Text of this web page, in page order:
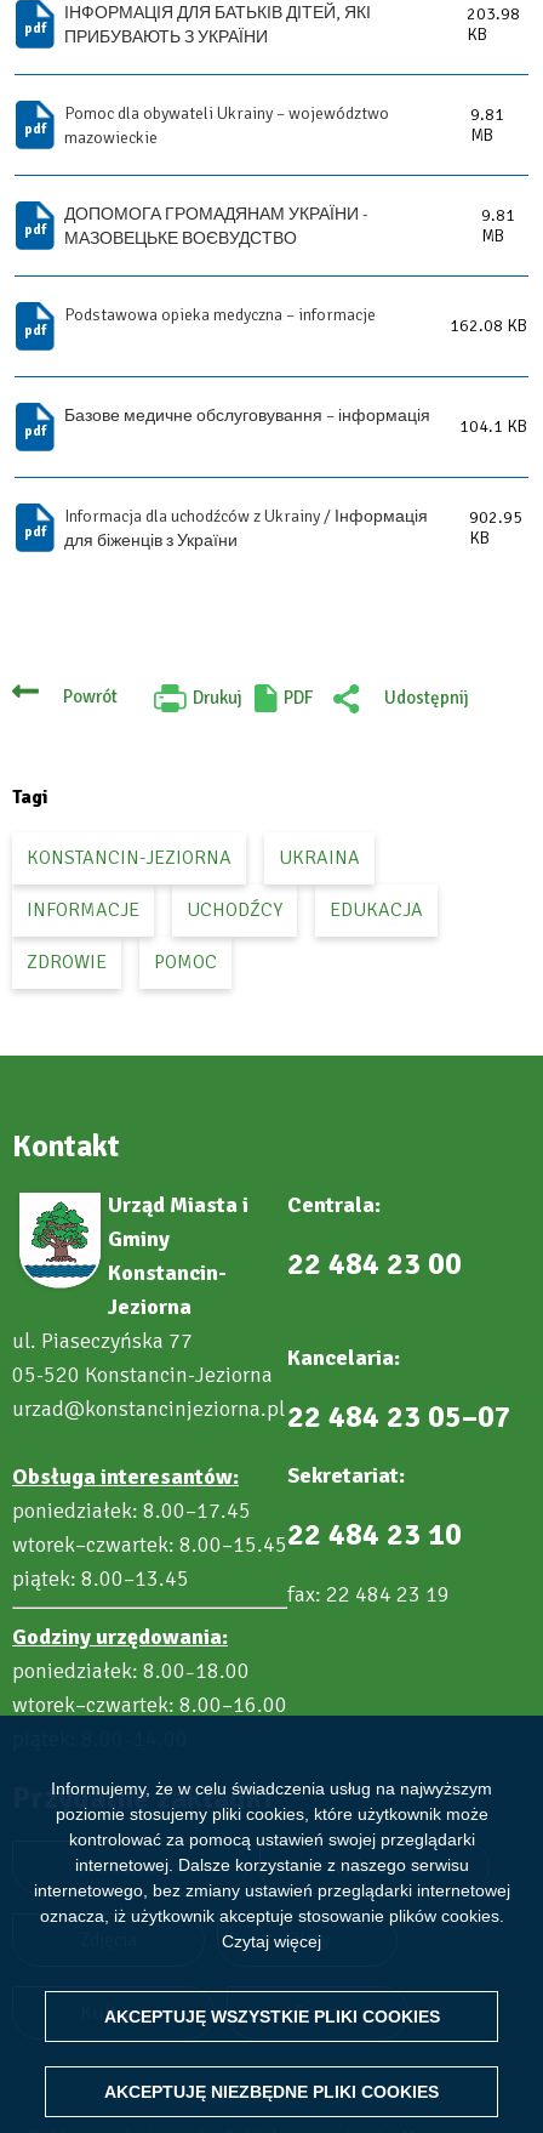
Informujemy, że w celu świadczenia usług na najwyższym
poziomie stosujemy pliki cookies, które użytkownik może
kontrolować za pomocą ustawień swojej przeglądarki
internetowej. Dalsze korzystanie z naszego serwisu
internetowego, bez zmiany ustawień przeglądarki internetowej
oznacza, iż użytkownik akceptuje stosowanie plików cookies.
Czytaj więcej
AKCEPTUJĘ WSZYSTKIE PLIKI COOKIES
AKCEPTUJĘ NIEZBĘDNE PLIKI COOKIES
WITHDRAW CONSENT
ІНФОРМАЦІЯ ДЛЯ БАТЬКІВ ДІТЕЙ, ЯКІ
ПРИБУВАЮТЬ З УКРАЇНИ
203.98
KB
Pomoc dla obywateli Ukrainy – województwo
mazowieckie
9.81
MB
ДОПОМОГА ГРОМАДЯНАМ УКРАЇНИ -
МАЗОВЕЦЬКЕ ВОЄВУДСТВО
9.81
MB
Podstawowa opieka medyczna – informacje
162.08 KB
Базове медичне обслуговування – інформація
104.1 KB
Informacja dla uchodźców z Ukrainy / Інформація
для біженців з України
902.95
KB
Powrót Drukuj
Will
PDF
Udostępnij
Tagi
KONSTANCIN-JEZIORNA UKRAINA
INFORMACJE UCHODŹCY EDUKACJA
ZDROWIE POMOC
Kontakt
Urząd Miasta i
Gminy
Konstancin-
Jeziorna
ul. Piaseczyńska 77
05-520 Konstancin-Jeziorna
urzad@konstancinjeziorna.pl
Obsługa interesantów:
poniedziałek: 8.00–17.45
wtorek–czwartek: 8.00–15.45
piątek: 8.00–13.45
Godziny urzędowania:
poniedziałek: 8.00–18.00
wtorek–czwartek: 8.00–16.00
Centrala:
22 484 23 00
Kancelaria:
22 484 23 05–07
Sekretariat:
22 484 23 10
fax: 22 484 23 19
Przydatne zakładki
Aktualności Wydarzenia
Filmy
Kultura Sport